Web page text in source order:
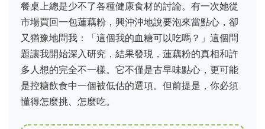
餐桌上總是少不了各種健康食材的討論。有一次她從
市場買回一包蓮藕粉，興沖沖地說要泡來當點心，卻
又猶豫地問我：「這個我的血糖可以吃嗎？」這個問
題讓我開始深入研究，結果發現，蓮藕粉的真相和許
多人想的完全不一樣。它不僅是古早味點心，更可能
是控糖飲食中一個被低估的選項。但前提是，你必須
懂得怎麼挑、怎麼吃。